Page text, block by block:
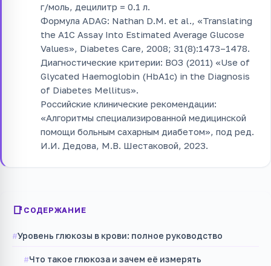
г/моль, децилитр = 0.1 л.
Формула ADAG: Nathan D.M. et al., «Translating
the A1C Assay Into Estimated Average Glucose
Values», Diabetes Care, 2008; 31(8):1473–1478.
Диагностические критерии: ВОЗ (2011) «Use of
Glycated Haemoglobin (HbA1c) in the Diagnosis
of Diabetes Mellitus».
Российские клинические рекомендации:
«Алгоритмы специализированной медицинской
помощи больным сахарным диабетом», под ред.
И.И. Дедова, М.В. Шестаковой, 2023.
СОДЕРЖАНИЕ
Уровень глюкозы в крови: полное руководство
Что такое глюкоза и зачем её измерять